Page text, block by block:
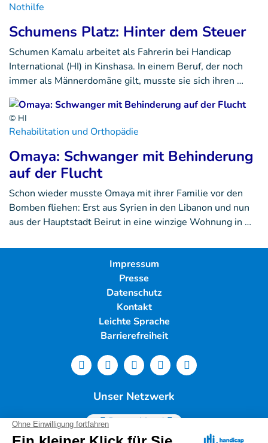
Nothilfe
Schumens Platz: Hinter dem Steuer
Schumen Kamalu arbeitet als Fahrerin bei Handicap
International (HI) in Kinshasa. In einem Beruf, der noch
immer als Männerdomäne gilt, musste sie sich ihren …
© HI
Rehabilitation und Orthopädie
Omaya: Schwanger mit Behinderung
auf der Flucht
Schon wieder musste Omaya mit ihrer Familie vor den
Bomben fliehen: Erst aus Syrien in den Libanon und nun
aus der Hauptstadt Beirut in eine winzige Wohnung in …
Impressum
Presse
Datenschutz
Kontakt
Leichte Sprache
Barrierefreiheit
Unser Netzwerk
Deutschland